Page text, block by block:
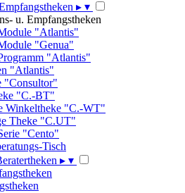
▸ ▾
u. Empfangstheken
"Atlantis"
"Genua"
"Atlantis"
"Atlantis"
"Consultor"
"C.-BT"
Winkeltheke "C.-WT"
Theke "C.UT"
"Cento"
Tisch
▸ ▾